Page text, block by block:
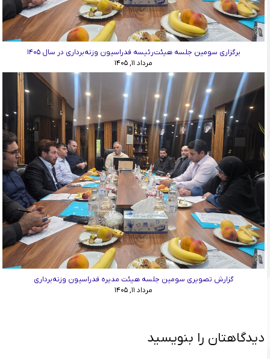
برگزاری سومین جلسه هیئت‌رئیسه فدراسیون وزنه‌برداری در سال ۱۴۰۵
مرداد ۱۱, ۱۴۰۵
گزارش تصویری سومین جلسه هیئت مدیره فدراسیون وزنه‌برداری
مرداد ۱۱, ۱۴۰۵
دیدگاهتان را بنویسید